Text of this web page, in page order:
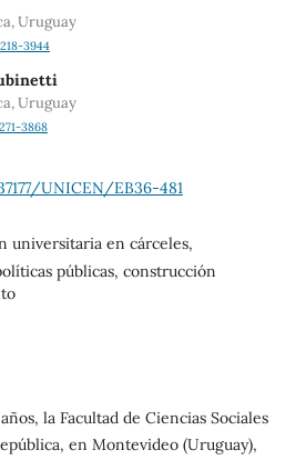
Uruguay
3944
Uruguay
3868
UNICEN/EB36-481
universitaria en cárceles,
públicas, construcción
la Facultad de Ciencias Sociales
en Montevideo (Uruguay),